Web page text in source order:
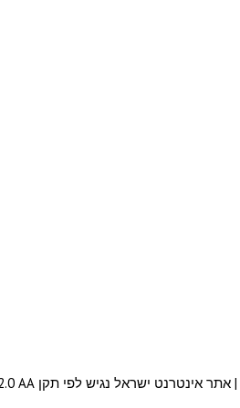
| אתר אינטרנט ישראל נגיש לפי תקן WCAG 2.0 AA